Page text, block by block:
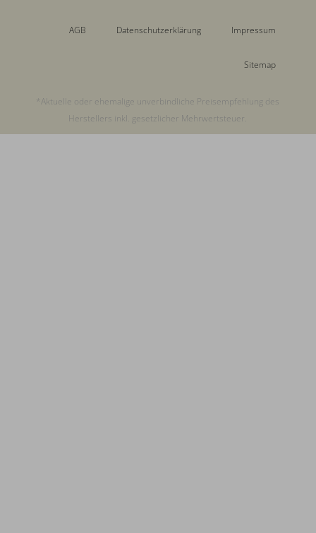
AGB Datenschutzerklärung Impressum
Sitemap
*Aktuelle oder ehemalige unverbindliche Preisempfehlung des
Herstellers inkl. gesetzlicher Mehrwertsteuer.